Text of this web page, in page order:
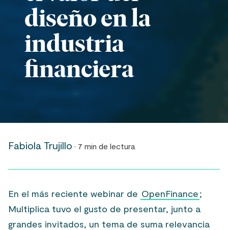
diseño en la
industria
financiera
Fabiola Trujillo · 7 min de lectura
En el más reciente webinar de OpenFinance;
Multiplica tuvo el gusto de presentar, junto a
grandes invitados, un tema de suma relevancia